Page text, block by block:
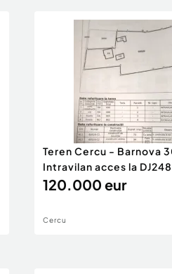
Teren Cercu - Barnova
Intravilan acces la
120.000 eur
Cercu